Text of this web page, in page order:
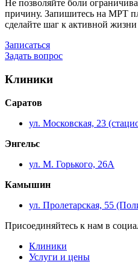
Не позволяйте боли
причину. Запишитесь на МРТ
сделайте шаг к активной
Записаться
Задать вопрос
Клиники
Саратов
ул. Московская, 23
Энгельс
ул. М. Горького, 26А
Камышин
ул. Пролетарская, 55
Присоединяйтесь к нам в
Клиники
Услуги и цены